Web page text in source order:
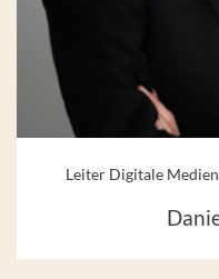
Leiter Digitale